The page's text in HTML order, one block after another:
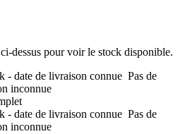
dessus pour voir le stock disponible.
- date de livraison connue Pas de
inconnue
- date de livraison connue Pas de
inconnue